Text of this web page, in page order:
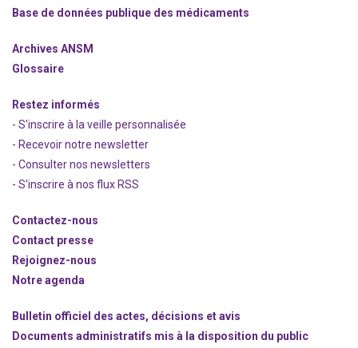
Base de données publique des médicaments
Archives ANSM
Glossaire
Restez informés
- S'inscrire à la veille personnalisée
- Recevoir notre newsletter
- Consulter nos newsletters
- S'inscrire à nos flux RSS
Contactez-nous
Contact presse
Rejoignez-nous
Notre agenda
Bulletin officiel des actes, décisions et avis
Documents administratifs mis à la disposition du public